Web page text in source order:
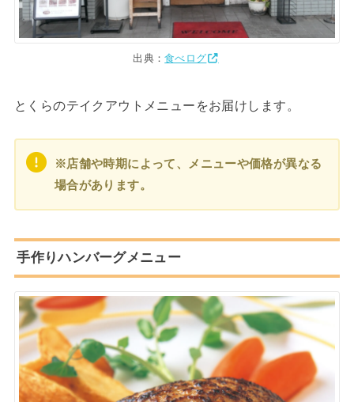
出典：食べログ
とくらのテイクアウトメニューをお届けします。
※店舗や時期によって、メニューや価格が異なる
場合があります。
手作りハンバーグメニュー